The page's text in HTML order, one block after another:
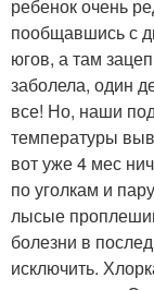
ребенок очень
пообщавшись с
югов, а там
заболела, один
все! Но, наши
температуры
вот уже 4 мес
по уголкам и
лысые
болезни в
исключить.